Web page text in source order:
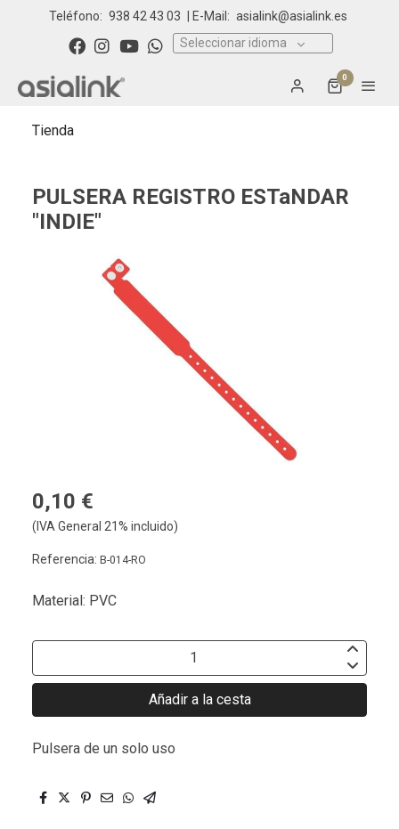
Teléfono: 938 42 43 03 | E-Mail: asialink@asialink.es
Seleccionar idioma
0
Tienda
PULSERA REGISTRO ESTaNDAR
"INDIE"
0,10 €
(IVA General 21% incluido)
Referencia: B-014-RO
Material: PVC
Añadir a la cesta
Pulsera de un solo uso